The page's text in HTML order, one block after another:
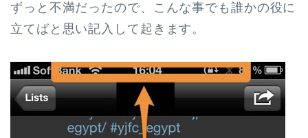
ずっと不満だったので、こんな事でも誰かの役に
立てばと思い記入して起きます。